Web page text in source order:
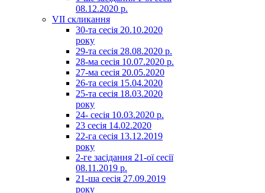
08.12.2020 р.
VII скликання
30-та сесія 20.10.2020
року
29-та сесія 28.08.2020 р.
28-ма сесія 10.07.2020 р.
27-ма сесія 20.05.2020
26-та сесія 15.04.2020
25-та сесія 18.03.2020
року
24- сесія 10.03.2020 р.
23 сесія 14.02.2020
22-га сесія 13.12.2019
року
2-ге засідання 21-ої сесії
08.11.2019 р.
21-ша сесія 27.09.2019
року